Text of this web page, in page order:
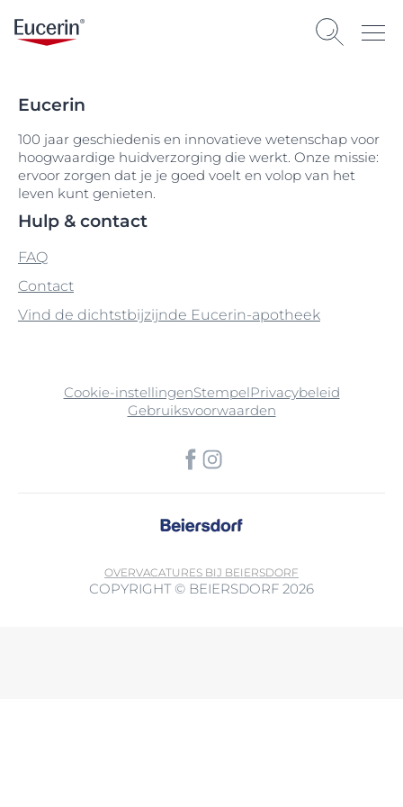
Eucerin
100 jaar geschiedenis en innovatieve wetenschap voor
hoogwaardige huidverzorging die werkt. Onze missie:
ervoor zorgen dat je je goed voelt en volop van het
leven kunt genieten.
Hulp & contact
FAQ
Contact
Vind de dichtstbijzijnde Eucerin-apotheek
Cookie-instellingenStempelPrivacybeleid
Gebruiksvoorwaarden
OVERVACATURES BIJ BEIERSDORF
COPYRIGHT © BEIERSDORF 2026